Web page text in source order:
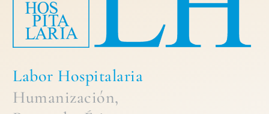
Labor Hospitalaria
Humanización,